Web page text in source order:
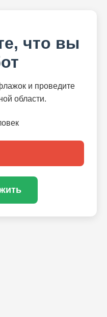
что вы
и проведите
области.